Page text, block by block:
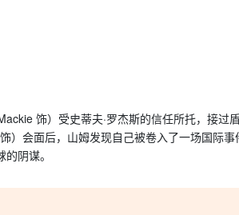
饰）受史蒂夫·罗杰斯的信任所托，接过
）会面后，山姆发现自己被卷入了一场国际
阴谋。